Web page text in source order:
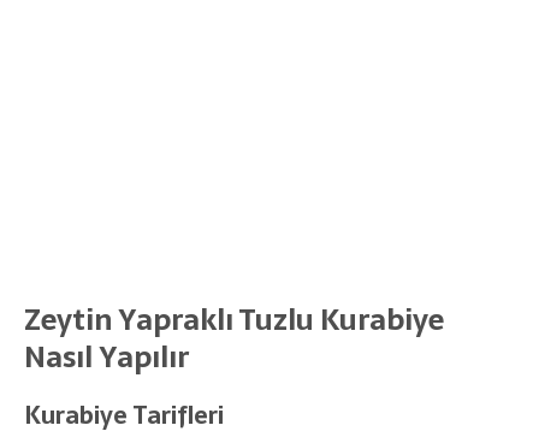
Zeytin Yapraklı Tuzlu Kurabiye
Nasıl Yapılır
Kurabiye Tarifleri